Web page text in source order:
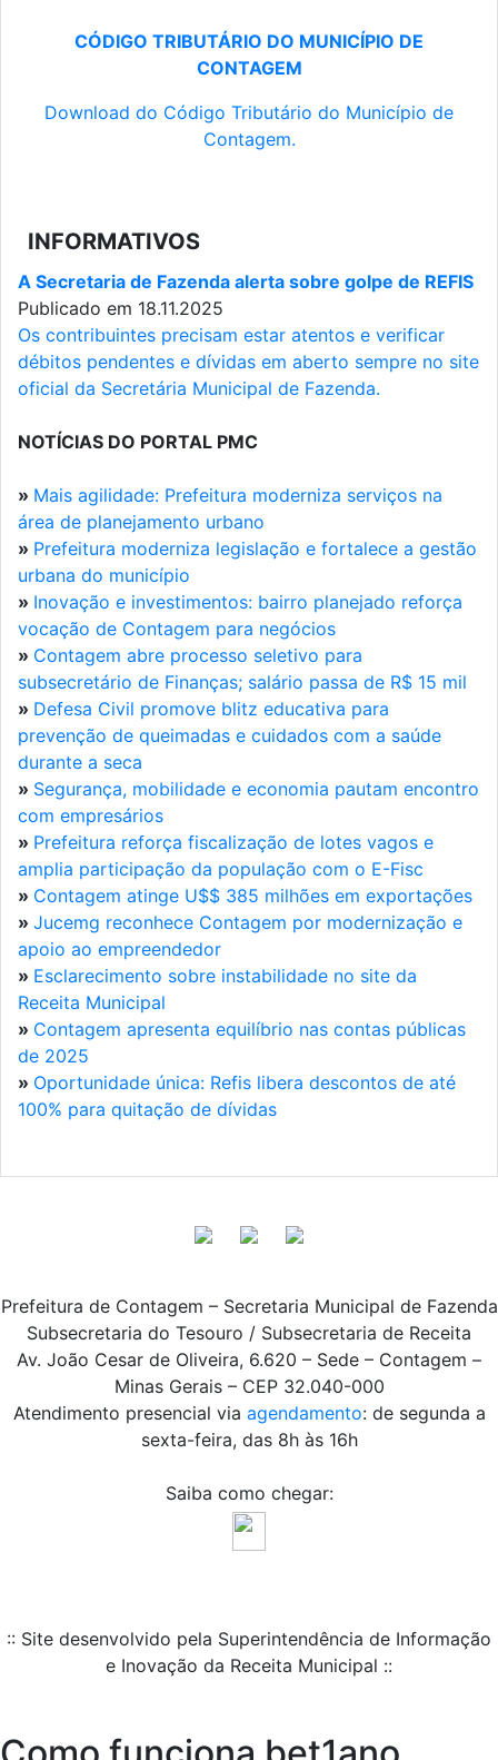
CÓDIGO TRIBUTÁRIO DO MUNICÍPIO DE
CONTAGEM
Download do Código Tributário do Município de
Contagem.
INFORMATIVOS
A Secretaria de Fazenda alerta sobre golpe de REFIS
Publicado em 18.11.2025
Os contribuintes precisam estar atentos e verificar
débitos pendentes e dívidas em aberto sempre no site
oficial da Secretária Municipal de Fazenda.
NOTÍCIAS DO PORTAL PMC
» Mais agilidade: Prefeitura moderniza serviços na
área de planejamento urbano
» Prefeitura moderniza legislação e fortalece a gestão
urbana do município
» Inovação e investimentos: bairro planejado reforça
vocação de Contagem para negócios
» Contagem abre processo seletivo para
subsecretário de Finanças; salário passa de R$ 15 mil
» Defesa Civil promove blitz educativa para
prevenção de queimadas e cuidados com a saúde
durante a seca
» Segurança, mobilidade e economia pautam encontro
com empresários
» Prefeitura reforça fiscalização de lotes vagos e
amplia participação da população com o E-Fisc
» Contagem atinge U$$ 385 milhões em exportações
» Jucemg reconhece Contagem por modernização e
apoio ao empreendedor
» Esclarecimento sobre instabilidade no site da
Receita Municipal
» Contagem apresenta equilíbrio nas contas públicas
de 2025
» Oportunidade única: Refis libera descontos de até
100% para quitação de dívidas
Prefeitura de Contagem – Secretaria Municipal de Fazenda
Subsecretaria do Tesouro / Subsecretaria de Receita
Av. João Cesar de Oliveira, 6.620 – Sede – Contagem –
Minas Gerais – CEP 32.040-000
Atendimento presencial via agendamento: de segunda a
sexta-feira, das 8h às 16h
Saiba como chegar:
:: Site desenvolvido pela Superintendência de Informação
e Inovação da Receita Municipal ::